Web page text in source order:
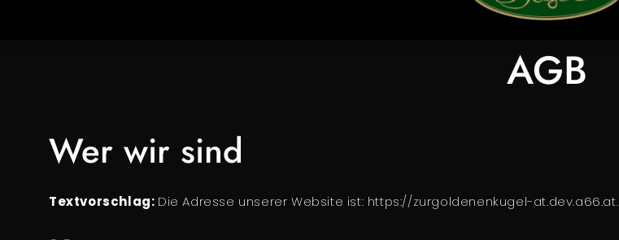
AGB
Wer wir sind
Textvorschlag: Die Adresse unserer Website ist: https://zurgoldenenkugel-at.dev.a66.at.